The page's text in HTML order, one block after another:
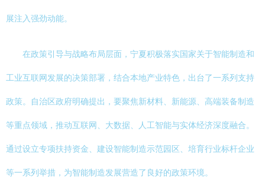
展注入强劲动能。
在政策引导与战略布局层面，宁夏积极落实国家关于智能制造和
工业互联网发展的决策部署，结合本地产业特色，出台了一系列支持
政策。自治区政府明确提出，要聚焦新材料、新能源、高端装备制造
等重点领域，推动互联网、大数据、人工智能与实体经济深度融合。
通过设立专项扶持资金、建设智能制造示范园区、培育行业标杆企业
等一系列举措，为智能制造发展营造了良好的政策环境。